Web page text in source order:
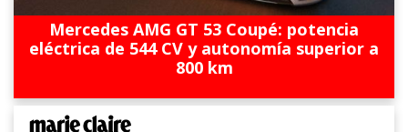
Mercedes AMG GT 53 Coupé: potencia
eléctrica de 544 CV y autonomía superior a
800 km